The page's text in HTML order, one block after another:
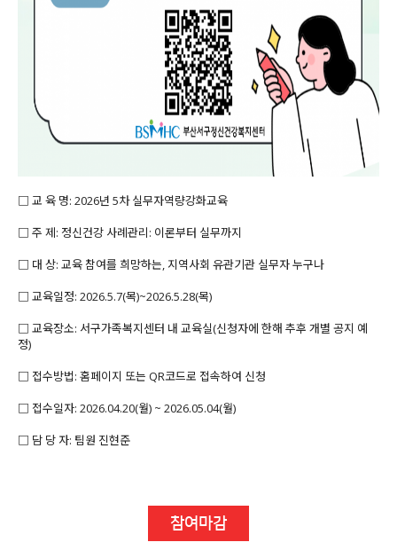
□ 교 육 명: 2026년 5차 실무자역량강화교육
□ 주 제: 정신건강 사례관리: 이론부터 실무까지
□ 대 상: 교육 참여를 희망하는, 지역사회 유관기관 실무자 누구나
□ 교육일정: 2026.5.7(목)~2026.5.28(목)
□ 교육장소: 서구가족복지센터 내 교육실(신청자에 한해 추후 개별 공지 예
정)
□ 접수방법: 홈페이지 또는 QR코드로 접속하여 신청
□ 접수일자: 2026.04.20(월) ~ 2026.05.04(월)
□ 담 당 자: 팀원 진현준
참여마감